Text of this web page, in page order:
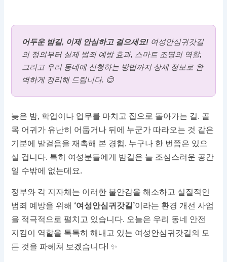
어두운 밤길, 이제 안심하고 걸으세요! 여성안심귀갓길
의 정의부터 실제 범죄 예방 효과, 스마트 조명의 역할,
그리고 우리 동네에 신청하는 방법까지 상세 정보로 완
벽하게 정리해 드립니다. 😊
늦은 밤, 학업이나 업무를 마치고 집으로 돌아가는 길. 골
목 어귀가 유난히 어둡거나 뒤에 누군가 따라오는 것 같은
기분에 발걸음을 재촉해 본 경험, 누구나 한 번쯤은 있으
실 겁니다. 특히 여성분들에게 밤길은 늘 조심스러운 공간
일 수밖에 없는데요.
정부와 각 지자체는 이러한 불안감을 해소하고 실질적인
범죄 예방을 위해 ‘여성안심귀갓길’이라는 환경 개선 사업
을 적극적으로 펼치고 있습니다. 오늘은 우리 동네 안전
지킴이 역할을 톡톡히 해내고 있는 여성안심귀갓길의 모
든 것을 파헤쳐 보겠습니다! ✨